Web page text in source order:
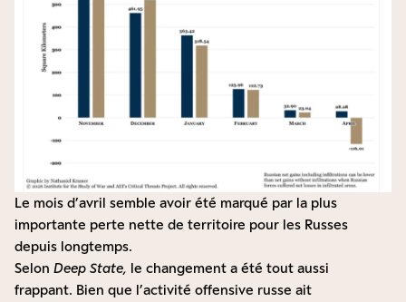
Le mois d’avril semble avoir été marqué par la plus
importante perte nette de territoire pour les Russes
depuis longtemps.
Selon Deep State, le changement a été tout aussi
frappant. Bien que l’activité offensive russe ait